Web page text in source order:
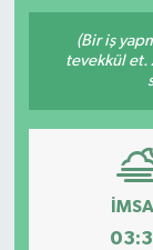
(Bir iş
tevekkül et.